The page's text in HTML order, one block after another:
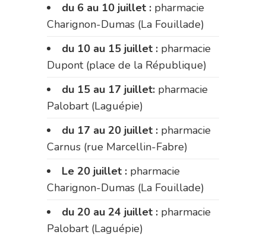
du 6 au 10 juillet : pharmacie
Charignon-Dumas (La Fouillade)
du 10 au 15 juillet : pharmacie
Dupont (place de la République)
du 15 au 17 juillet: pharmacie
Palobart (Laguépie)
du 17 au 20 juillet : pharmacie
Carnus (rue Marcellin-Fabre)
Le 20 juillet : pharmacie
Charignon-Dumas (La Fouillade)
du 20 au 24 juillet : pharmacie
Palobart (Laguépie)